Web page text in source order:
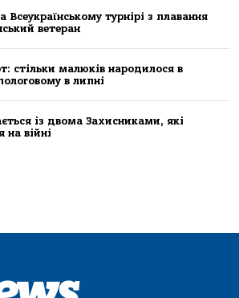
Всеукраїнському турнірі з плавання
ветеран
стільки малюків народилося в
в липні
із двома Захисниками, які
на війні